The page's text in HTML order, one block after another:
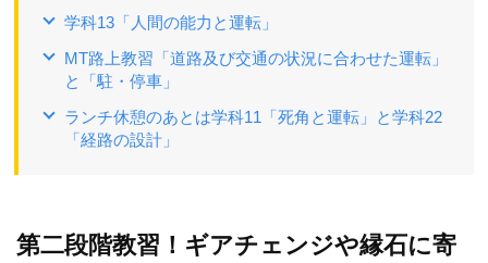
学科13「人間の能力と運転」
MT路上教習「道路及び交通の状況に合わせた運転」
と「駐・停車」
ランチ休憩のあとは学科11「死角と運転」と学科22
「経路の設計」
第二段階教習！ギアチェンジや縁石に寄